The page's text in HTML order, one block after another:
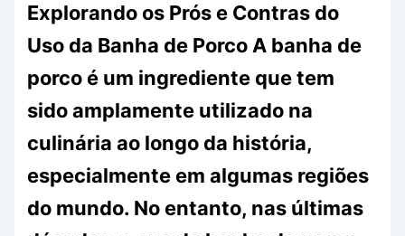
Explorando os Prós e Contras do
Uso da Banha de Porco A banha de
porco é um ingrediente que tem
sido amplamente utilizado na
culinária ao longo da história,
especialmente em algumas regiões
do mundo. No entanto, nas últimas